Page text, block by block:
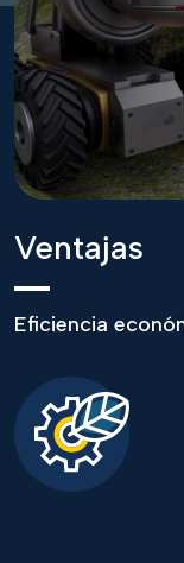
Ventajas
Eficiencia